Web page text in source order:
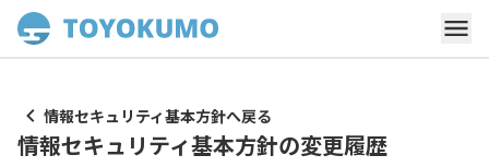
情報セキュリティ基本方針へ戻る
情報セキュリティ基本方針の変更履歴